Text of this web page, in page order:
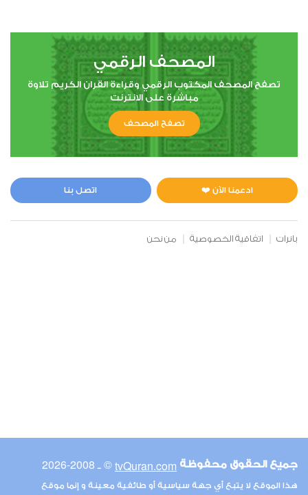
المصحف الرقمي
تصفح المصحف المكتوب الرقمي وقراءة القران الكريم تلاوة
مباشرة على الانترنت
تصفح المصحف
ادعمنا الآن ❤️ اتصل بنا
بانرات اتفاقية الخصوصية من نحن
جميع الحقوق محفوظة tvQuran.com© ـ 2008-2026
هذا الموقع لا يتبع أي جهة سياسية أو طائفية معينة و إنما موقع